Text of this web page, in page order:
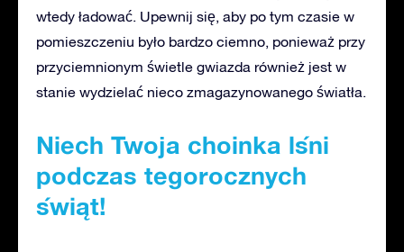
wtedy ładować. Upewnij się, aby po tym czasie w
pomieszczeniu było bardzo ciemno, ponieważ przy
przyciemnionym świetle gwiazda również jest w
stanie wydzielać nieco zmagazynowanego światła.
Niech Twoja choinka lśni
podczas tegorocznych
świąt!